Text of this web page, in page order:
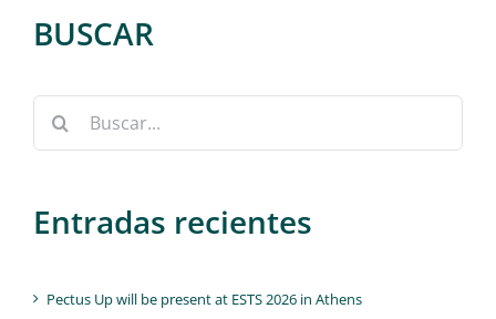
BUSCAR
Entradas recientes
Pectus Up will be present at ESTS 2026 in Athens